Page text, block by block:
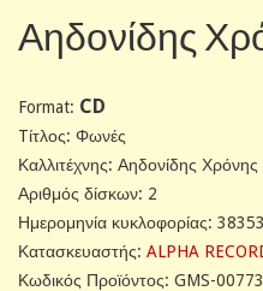
Αηδονίδης
Format: CD
Tίτλος: Φωνές
Καλλιτέχνης: Αηδονίδης Χρόνης
Αριθμός δίσκων: 2
Ημερομηνία κυκλοφορίας: 38353
Κατασκευαστής: ALPHA
Κωδικός Προϊόντος: GMS-00773